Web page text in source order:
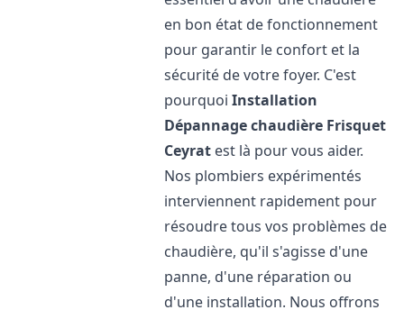
en bon état de fonctionnement
pour garantir le confort et la
sécurité de votre foyer. C'est
pourquoiInstallation
Dépannage chaudière Frisquet
Ceyrat est là pour vous aider.
Nos plombiers expérimentés
interviennent rapidement pour
résoudre tous vos problèmes de
chaudière, qu'il s'agisse d'une
panne, d'une réparation ou
d'une installation. Nous offrons